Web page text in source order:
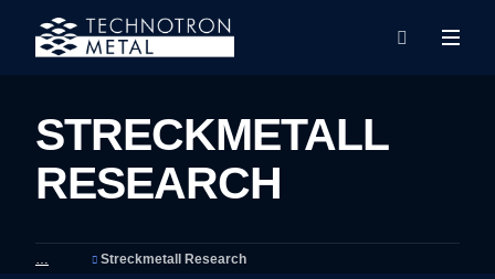
STRECKMETALL
RESEARCH
Streckmetall Research